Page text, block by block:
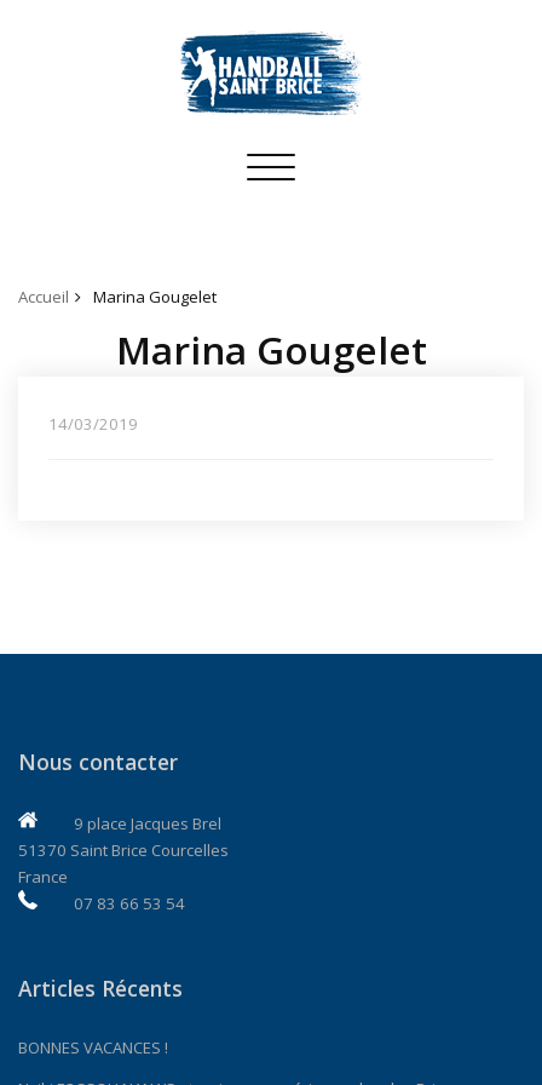
Toggle
Accueil Marina Gougelet
Marina Gougelet
14/03/2019
Nous contacter
9 place Jacques Brel
51370 Saint Brice Courcelles
France
07 83 66 53 54
Articles Récents
BONNES VACANCES !